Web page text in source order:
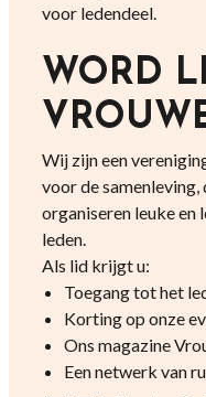
voor ledendeel.
WORD
Wij zijn een
voor de samenleving,
organiseren leuke
leden.
Als lid krijgt u:
Toegang tot het
Korting op onze
Ons magazine
Een netwerk van